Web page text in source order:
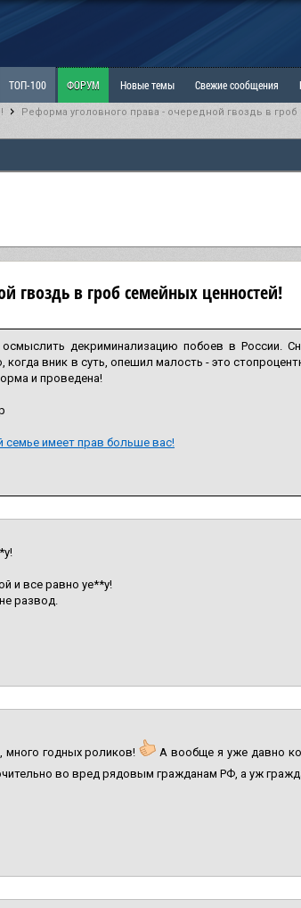
ТОП-100 ФОРУМ Новые темы Свежие сообщения
Выскажись! РАЗДЕЛ: Мы и Женщины РАЗДЕЛ:
Реформа уголовного права - очередной гвоздь в
гвоздь в гроб семейных ценностей!
декриминализацию побоев в России.
когда вник в суть, опешил малость - это
и проведена!
семье имеет прав больше вас!
и все равно уе**у!
развод.
много годных роликов!
А вообще я уже давно
во вред рядовым гражданам РФ, а уж